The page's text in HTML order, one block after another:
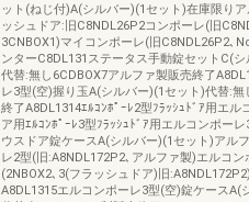
ット(ねじ付)A(シルバー)(1セット)在庫限り
ッシュドア:旧C8NDL26P2コンポーレ(旧
3CNBOX1)マイコンポーレ(旧C8NDL26P2､
ンターC8DL131ステータス手動錠セットC(
代替:無し6CDBOX7アルファ製販売終了
レ3型(空)握り玉A(シルバー)(1セット)代替:無
終了A8DL1314ｴﾙｺﾝﾎﾟｰﾚ2型ﾌﾗｯｼｭﾄﾞｱ用エル
ア用ｴﾙｺﾝﾎﾟｰﾚ3型ﾌﾗｯｼｭﾄﾞｱ用エルコンポー
ウスドア錠ケースA(シルバー)(1セット)アル
レ2型(旧:A8NDL172P2､アルファ製)エルコン
(2NBOX2､3(フラッシュドア)旧
A8DL1315エルコンポーレ3型(空)錠ケースA(